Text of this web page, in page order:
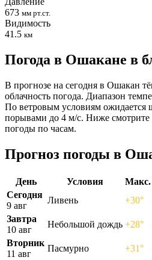
673 мм рт.ст.
Видимость
41.5 км
Погода в Ошакане в
В прогнозе на сегодня в Ошакан
облачность погода. Диапазон
По ветровым условиям ожидается
порывами до 4 м/с. Ниже
погоды по часам.
Прогноз погоды в
День Условия Макс.
Сегодня
9 авг
Ливень +30°
Завтра
10 авг
Небольшой дождь +28°
Вторник
11 авг
Пасмурно +31°